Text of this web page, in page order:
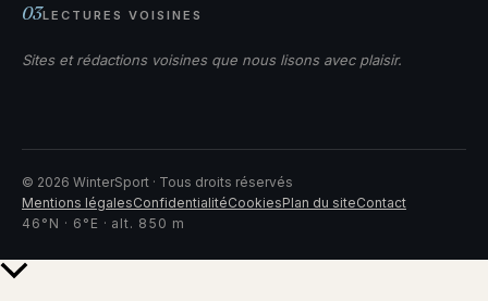
03LECTURES VOISINES
Sites et rédactions voisines que nous lisons avec plaisir.
© 2026 WinterSport · Tous droits réservés
Mentions légalesConfidentialitéCookiesPlan du siteContact
46°N · 6°E · alt. 850 m